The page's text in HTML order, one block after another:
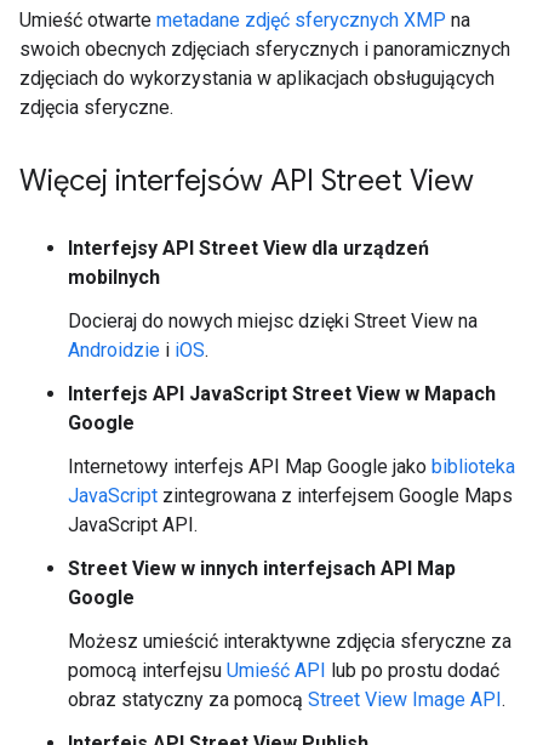
Umieść otwarte metadane zdjęć sferycznych XMP na
swoich obecnych zdjęciach sferycznych i panoramicznych
zdjęciach do wykorzystania w aplikacjach obsługujących
zdjęcia sferyczne.
Więcej interfejsów API Street View
Interfejsy API Street View dla urządzeń
mobilnych
Docieraj do nowych miejsc dzięki Street View na
Androidzie i iOS.
Interfejs API JavaScript Street View w Mapach
Google
Internetowy interfejs API Map Google jako biblioteka
JavaScript zintegrowana z interfejsem Google Maps
JavaScript API.
Street View w innych interfejsach API Map
Google
Możesz umieścić interaktywne zdjęcia sferyczne za
pomocą interfejsu Umieść API lub po prostu dodać
obraz statyczny za pomocą Street View Image API.